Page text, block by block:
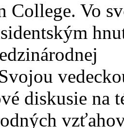
College. Vo
diskusie